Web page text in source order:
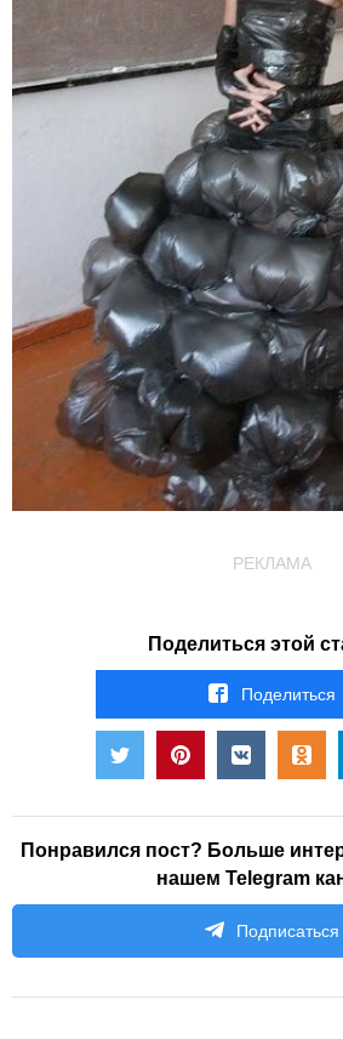
РЕКЛАМА
Поделиться этой
Поделиться
Понравился пост? Больше
нашем Telegram
Подписаться